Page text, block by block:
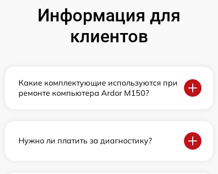
Информация для
клиентов
Какие комплектующие используются при
ремонте компьютера Ardor M150?
Нужно ли платить за диагностику?